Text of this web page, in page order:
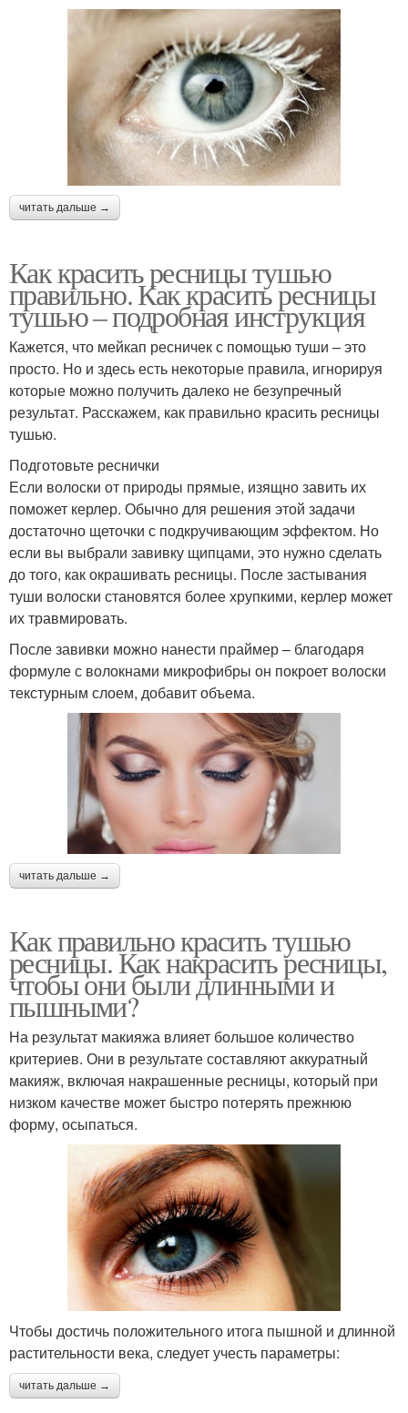
читать дальше →
Как красить ресницы тушью
правильно. Как красить ресницы
тушью – подробная инструкция
Кажется, что мейкап ресничек с помощью туши – это
просто. Но и здесь есть некоторые правила, игнорируя
которые можно получить далеко не безупречный
результат. Расскажем, как правильно красить ресницы
тушью.
Подготовьте реснички
Если волоски от природы прямые, изящно завить их
поможет керлер. Обычно для решения этой задачи
достаточно щеточки с подкручивающим эффектом. Но
если вы выбрали завивку щипцами, это нужно сделать
до того, как окрашивать ресницы. После застывания
туши волоски становятся более хрупкими, керлер может
их травмировать.
После завивки можно нанести праймер – благодаря
формуле с волокнами микрофибры он покроет волоски
текстурным слоем, добавит объема.
читать дальше →
Как правильно красить тушью
ресницы. Как накрасить ресницы,
чтобы они были длинными и
пышными?
На результат макияжа влияет большое количество
критериев. Они в результате составляют аккуратный
макияж, включая накрашенные ресницы, который при
низком качестве может быстро потерять прежнюю
форму, осыпаться.
Чтобы достичь положительного итога пышной и длинной
растительности века, следует учесть параметры:
читать дальше →